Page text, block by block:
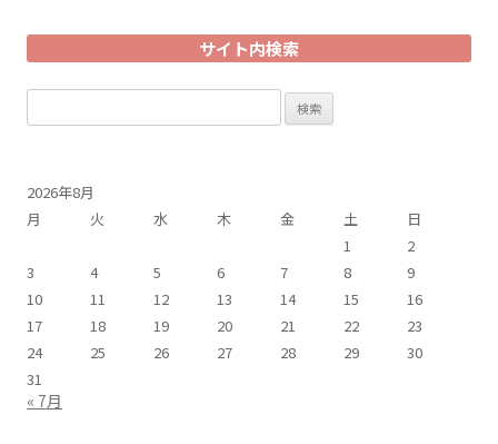
サイト内検索
索:
2026年8月
月
火 水 木 金 土
日
1
2
3
4 5 6 7 8
9
10
11 12 13 14 15
16
17
18 19 20 21 22
23
24
25 26 27 28 29
30
31
« 7月